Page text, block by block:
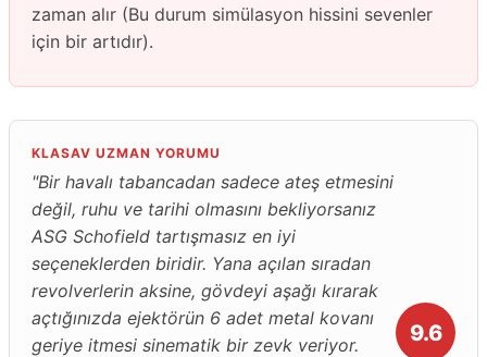
zaman alır (Bu durum simülasyon hissini sevenler
için bir artıdır).
KLASAV UZMAN YORUMU
"Bir havalı tabancadan sadece ateş etmesini
değil, ruhu ve tarihi olmasını bekliyorsanız
ASG Schofield tartışmasız en iyi
seçeneklerden biridir. Yana açılan sıradan
revolverlerin aksine, gövdeyi aşağı kırarak
açtığınızda ejektörün 6 adet metal kovanı
geriye itmesi sinematik bir zevk veriyor.
9.6